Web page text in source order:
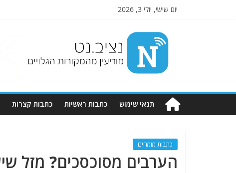
יום שישי, יולי 3, 2026
Nziv.net
מודיעין
מהמקורות
תנאי שימוש כתבות ראשיות כתבות קצרות
כתבות מומחים
הערבים מסוכסכים? מזל